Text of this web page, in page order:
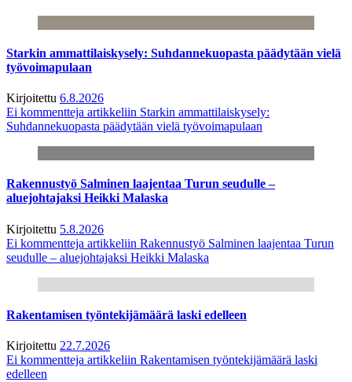
Starkin ammattilaiskysely: Suhdannekuopasta päädytään vielä
työvoimapulaan
Kirjoitettu 6.8.2026
Ei kommentteja artikkeliin Starkin ammattilaiskysely:
Suhdannekuopasta päädytään vielä työvoimapulaan
Rakennustyö Salminen laajentaa Turun seudulle –
aluejohtajaksi Heikki Malaska
Kirjoitettu 5.8.2026
Ei kommentteja artikkeliin Rakennustyö Salminen laajentaa Turun
seudulle – aluejohtajaksi Heikki Malaska
Rakentamisen työntekijämäärä laski edelleen
Kirjoitettu 22.7.2026
Ei kommentteja artikkeliin Rakentamisen työntekijämäärä laski
edelleen